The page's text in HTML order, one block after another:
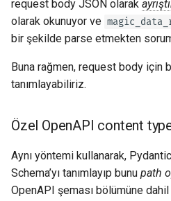
request body JSON olarak
olarak okunuyor ve
bir şekilde parse etmekten
Buna rağmen, request body için
tanımlayabiliriz.
Özel OpenAPI content
Aynı yöntemi kullanarak,
Schema’yı tanımlayıp bunu path
OpenAPI şeması bölümüne